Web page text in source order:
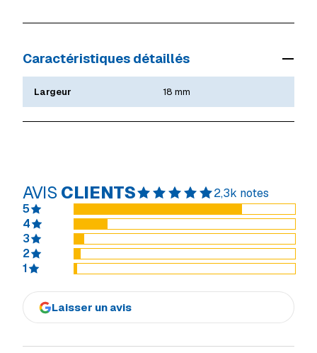
Caractéristiques détaillés
Largeur 18 mm
AVIS CLIENTS
2,3k notes
5
4
3
2
1
Laisser un avis